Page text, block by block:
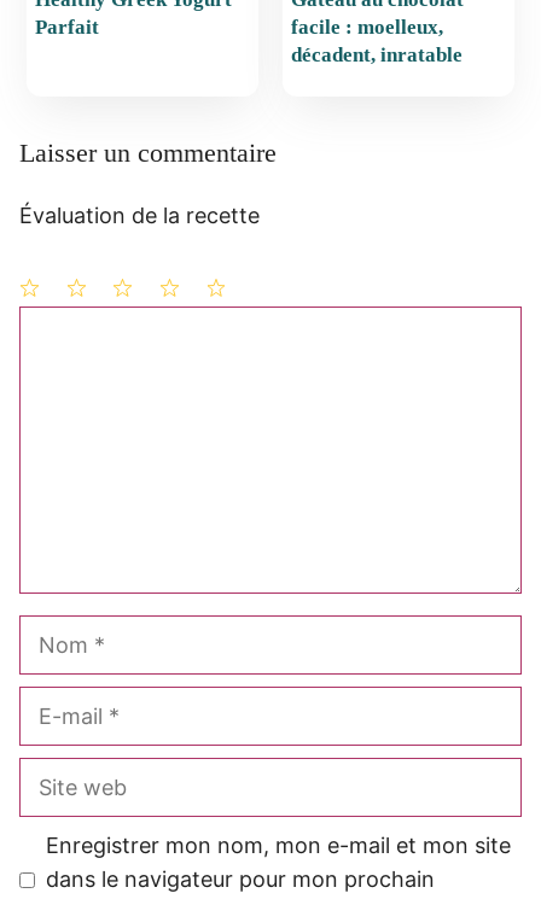
Parfait
facile : moelleux,
décadent, inratable
Laisser un commentaire
Évaluation de la recette
Site
Enregistrer mon nom, mon e-mail et mon site
dans le navigateur pour mon prochain